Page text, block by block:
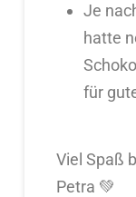
Je
hatte
für
Viel Spaß
Petra 💚